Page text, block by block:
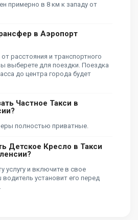
примерно в 8 км к западу от
в Аэропорт
расстояния и транспортного
выберете для поездки. Поездка
до центра города будет
Частное Такси в
полностью приватные.
Детское Кресло в Такси
услугу и включите в свое
установит его перед